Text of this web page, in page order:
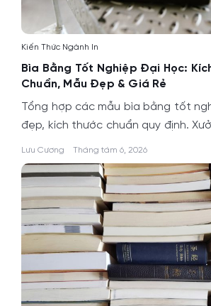
Kiến Thức Ngành In
Bìa Bằng Tốt Nghiệp Đại Học:
Chuẩn, Mẫu Đẹp & Giá Rẻ
Tổng hợp các mẫu bìa bằng tốt
đẹp, kích thước chuẩn quy định.
Lưu Cương Tháng tám 6, 2026